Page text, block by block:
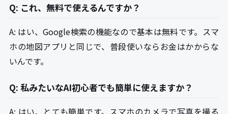
Q: これ、無料で使えるんですか？
A: はい、Google検索の機能なので基本は無料です。スマ
ホの地図アプリと同じで、普段使いならお金はかからな
いんです。
Q: 私みたいなAI初心者でも簡単に使えますか？
A: はい、とても簡単です。スマホのカメラで写真を撮る